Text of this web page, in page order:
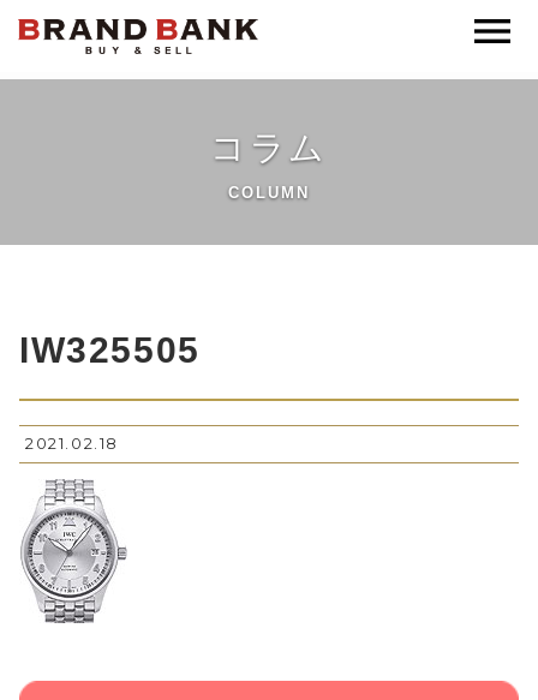
ブランドバンク公式
コラム
COLUMN
IW325505
2021.02.18